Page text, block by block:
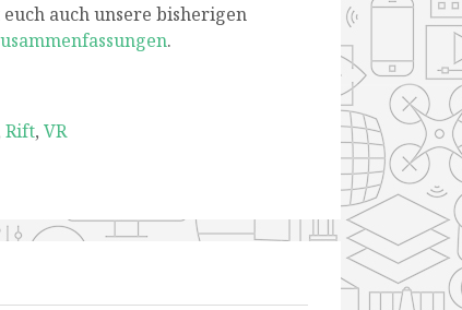
auch unsere bisherigen
.
Rift, VR